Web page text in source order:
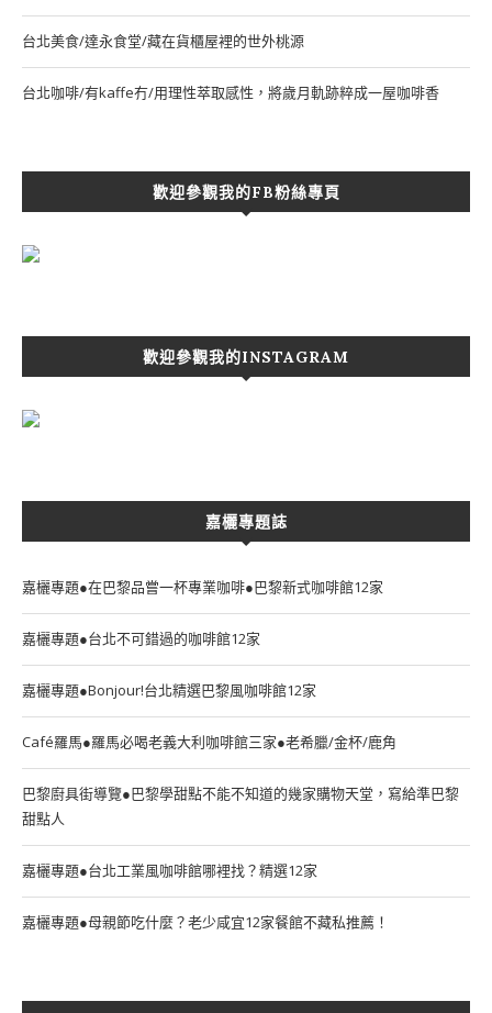
台北美食/達永食堂/藏在貨櫃屋裡的世外桃源
台北咖啡/有kaffe冇/用理性萃取感性，將歲月軌跡粹成一屋咖啡香
歡迎參觀我的FB粉絲專頁
歡迎參觀我的INSTAGRAM
嘉欐專題誌
嘉欐專題●在巴黎品嘗一杯專業咖啡●巴黎新式咖啡館12家
嘉欐專題●台北不可錯過的咖啡館12家
嘉欐專題●Bonjour!台北精選巴黎風咖啡館12家
Café羅馬●羅馬必喝老義大利咖啡館三家●老希臘/金杯/鹿角
巴黎廚具街導覽●巴黎學甜點不能不知道的幾家購物天堂，寫給準巴黎
甜點人
嘉欐專題●台北工業風咖啡館哪裡找？精選12家
嘉欐專題●母親節吃什麼？老少咸宜12家餐館不藏私推薦！